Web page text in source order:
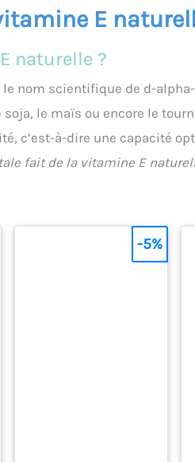
E
naturelle ?
le nom scientifique de d-
le maïs ou encore le
c’est-à-dire une capacité
fait de la vitamine E
-5%